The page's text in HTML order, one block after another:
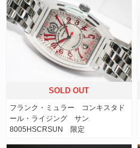
SOLD OUT
フランク・ミュラー コンキスタド
ール・ライジング サン
8005HSCRSUN 限定